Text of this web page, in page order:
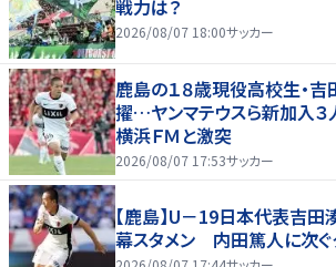
戦力は？
2026/08/07 18:00サッカー
鹿島の１８歳現役高校生・
擢…ヤンマテウスら新加入
横浜ＦＭと激突
2026/08/07 17:53サッカー
【鹿島】U－19日本代表吉
幕スタメン 内田篤人に次ぐ